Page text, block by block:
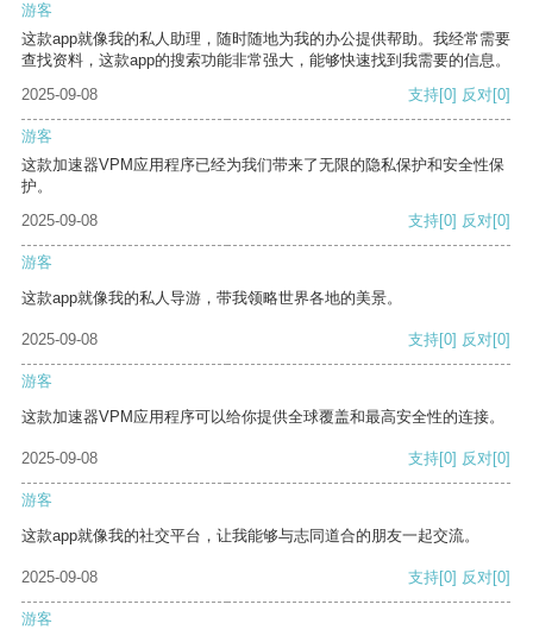
游客
这款app就像我的私人助理，随时随地为我的办公提供帮助。我经常需要
查找资料，这款app的搜索功能非常强大，能够快速找到我需要的信息。
2025-09-08
支持[0] 反对[0]
游客
这款加速器VPM应用程序已经为我们带来了无限的隐私保护和安全性保
护。
2025-09-08
支持[0] 反对[0]
游客
这款app就像我的私人导游，带我领略世界各地的美景。
2025-09-08 支持[0] 反对[0]
游客
这款加速器VPM应用程序可以给你提供全球覆盖和最高安全性的连接。
2025-09-08 支持[0] 反对[0]
游客
这款app就像我的社交平台，让我能够与志同道合的朋友一起交流。
2025-09-08 支持[0] 反对[0]
游客